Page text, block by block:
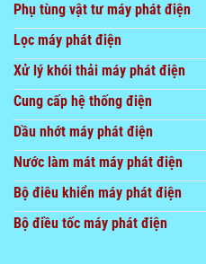
Phụ tùng vật tư máy phát điện
Lọc máy phát điện
Xử lý khói thải máy phát điện
Cung cấp hệ thống điện
Dầu nhớt máy phát điện
Nước làm mát máy phát điện
Bộ điêu khiển máy phát điện
Bộ điều tốc máy phát điện